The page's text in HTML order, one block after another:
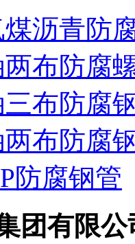
沥青防
两布防腐
布防腐
布防腐
防腐钢管
团有限公